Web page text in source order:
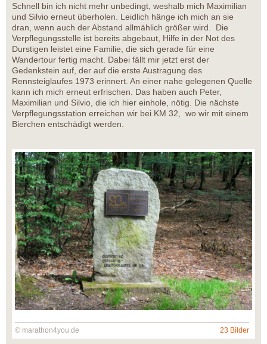
Schnell bin ich nicht mehr unbedingt, weshalb mich Maximilian
und Silvio erneut überholen. Leidlich hänge ich mich an sie
dran, wenn auch der Abstand allmählich größer wird. Die
Verpflegungsstelle ist bereits abgebaut, Hilfe in der Not des
Durstigen leistet eine Familie, die sich gerade für eine
Wandertour fertig macht. Dabei fällt mir jetzt erst der
Gedenkstein auf, der auf die erste Austragung des
Rennsteiglaufes 1973 erinnert. An einer nahe gelegenen Quelle
kann ich mich erneut erfrischen. Das haben auch Peter,
Maximilian und Silvio, die ich hier einhole, nötig. Die nächste
Verpflegungsstation erreichen wir bei KM 32, wo wir mit einem
Bierchen entschädigt werden.
© marathon4you.de 23 Bilder